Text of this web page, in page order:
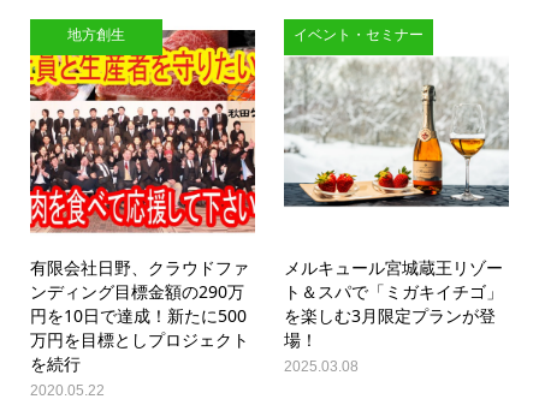
地方創生
有限会社日野、クラウドファ
ンディング目標金額の290万
円を10日で達成！新たに500
万円を目標としプロジェクト
を続行
2020.05.22
イベント・セミナー
メルキュール宮城蔵王リゾー
ト＆スパで「ミガキイチゴ」
を楽しむ3月限定プランが登
場！
2025.03.08